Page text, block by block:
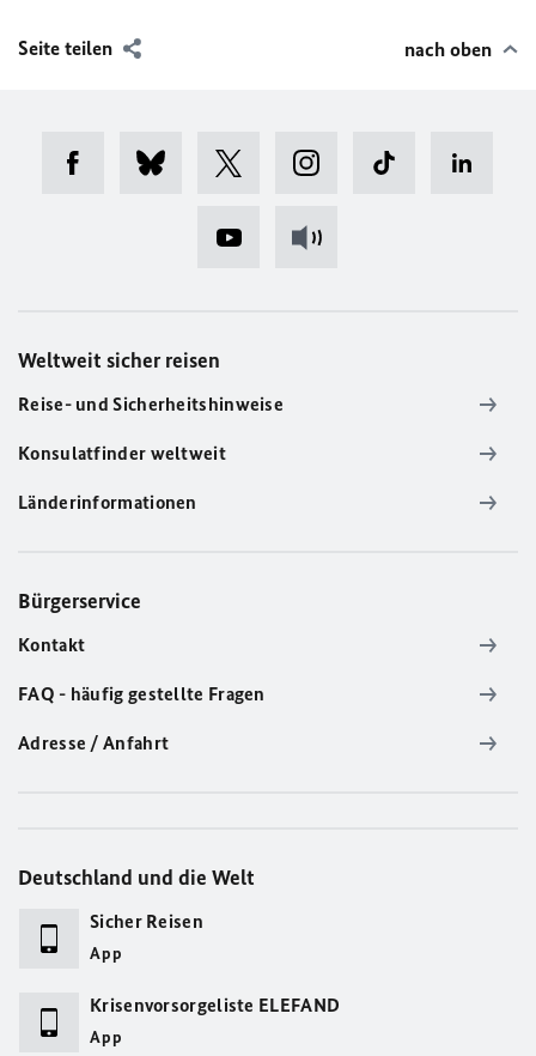
Seite teilen nach oben
Weltweit sicher reisen
Reise- und Sicherheitshinweise
Konsulatfinder weltweit
Länderinformationen
Bürgerservice
Kontakt
FAQ - häufig gestellte Fragen
Adresse / Anfahrt
Deutschland und die Welt
Sicher Reisen
App
Krisenvorsorgeliste ELEFAND
App